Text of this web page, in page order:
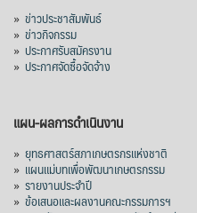
» ข่าวประชาสัมพันธ์
» ข่าวกิจกรรม
» ประกาศรับสมัครงาน
» ประกาศจัดซื้อจัดจ้าง
แผน-ผลการดำเนินงาน
» ยุทธศาสตร์สภาเกษตรกรแห่งชาติ
» แผนแม่บทเพื่อพัฒนาเกษตรกรรม
» รายงานประจำปี
» ข้อเสนอและผลงานคณะกรรมการฯ